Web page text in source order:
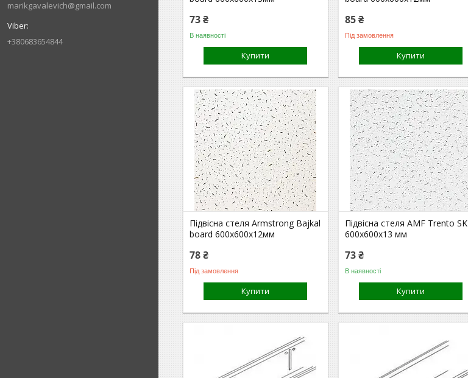
marikgavalevich@gmail.com
+380683654844
73 ₴
В наявності
Купити
85 ₴
Під замовлення
Купити
Підвісна стеля Armstrong Bajkal
board 600х600х12мм
78 ₴
Під замовлення
Купити
Підвісна стеля AMF Trento SK
600х600х13 мм
73 ₴
В наявності
Купити